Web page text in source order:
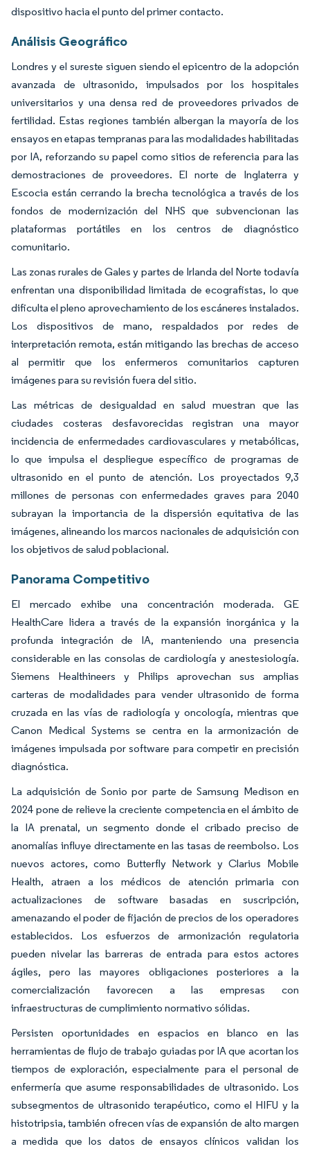
dispositivo hacia el punto del primer contacto.
Análisis Geográfico
Londres y el sureste siguen siendo el epicentro de la adopción
avanzada de ultrasonido, impulsados por los hospitales
universitarios y una densa red de proveedores privados de
fertilidad. Estas regiones también albergan la mayoría de los
ensayos en etapas tempranas para las modalidades habilitadas
por IA, reforzando su papel como sitios de referencia para las
demostraciones de proveedores. El norte de Inglaterra y
Escocia están cerrando la brecha tecnológica a través de los
fondos de modernización del NHS que subvencionan las
plataformas portátiles en los centros de diagnóstico
comunitario.
Las zonas rurales de Gales y partes de Irlanda del Norte todavía
enfrentan una disponibilidad limitada de ecografistas, lo que
dificulta el pleno aprovechamiento de los escáneres instalados.
Los dispositivos de mano, respaldados por redes de
interpretación remota, están mitigando las brechas de acceso
al permitir que los enfermeros comunitarios capturen
imágenes para su revisión fuera del sitio.
Las métricas de desigualdad en salud muestran que las
ciudades costeras desfavorecidas registran una mayor
incidencia de enfermedades cardiovasculares y metabólicas,
lo que impulsa el despliegue específico de programas de
ultrasonido en el punto de atención. Los proyectados 9,3
millones de personas con enfermedades graves para 2040
subrayan la importancia de la dispersión equitativa de las
imágenes, alineando los marcos nacionales de adquisición con
los objetivos de salud poblacional.
Panorama Competitivo
El mercado exhibe una concentración moderada. GE
HealthCare lidera a través de la expansión inorgánica y la
profunda integración de IA, manteniendo una presencia
considerable en las consolas de cardiología y anestesiología.
Siemens Healthineers y Philips aprovechan sus amplias
carteras de modalidades para vender ultrasonido de forma
cruzada en las vías de radiología y oncología, mientras que
Canon Medical Systems se centra en la armonización de
imágenes impulsada por software para competir en precisión
diagnóstica.
La adquisición de Sonio por parte de Samsung Medison en
2024 pone de relieve la creciente competencia en el ámbito de
la IA prenatal, un segmento donde el cribado preciso de
anomalías influye directamente en las tasas de reembolso. Los
nuevos actores, como Butterfly Network y Clarius Mobile
Health, atraen a los médicos de atención primaria con
actualizaciones de software basadas en suscripción,
amenazando el poder de fijación de precios de los operadores
establecidos. Los esfuerzos de armonización regulatoria
pueden nivelar las barreras de entrada para estos actores
ágiles, pero las mayores obligaciones posteriores a la
comercialización favorecen a las empresas con
infraestructuras de cumplimiento normativo sólidas.
Persisten oportunidades en espacios en blanco en las
herramientas de flujo de trabajo guiadas por IA que acortan los
tiempos de exploración, especialmente para el personal de
enfermería que asume responsabilidades de ultrasonido. Los
subsegmentos de ultrasonido terapéutico, como el HIFU y la
histotripsia, también ofrecen vías de expansión de alto margen
a medida que los datos de ensayos clínicos validan los